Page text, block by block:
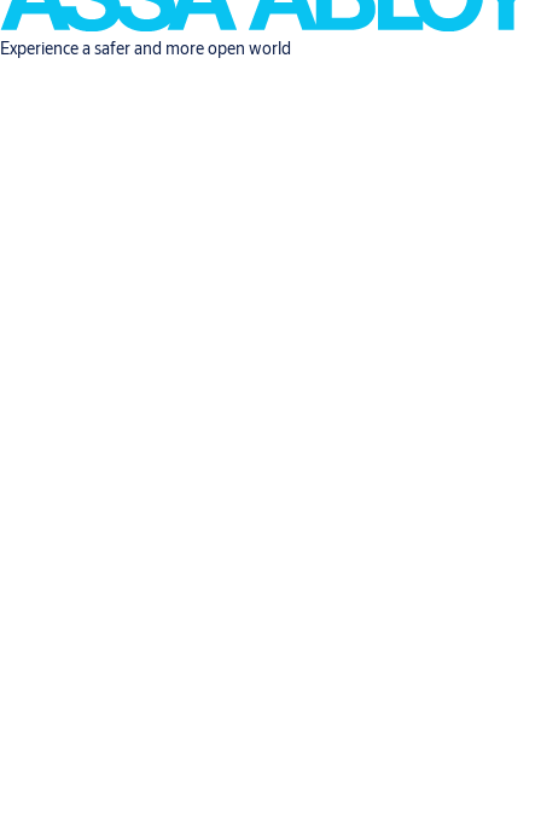
Experience a safer and more open world